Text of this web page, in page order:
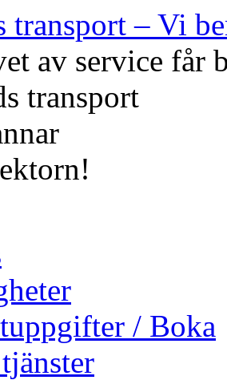
transport – Vi
av service får
/ Boka